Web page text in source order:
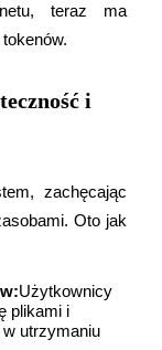
z kopiowania
teraz ma
i
zachęcając
Oto jak
Użytkownicy
plikami i
utrzymaniu